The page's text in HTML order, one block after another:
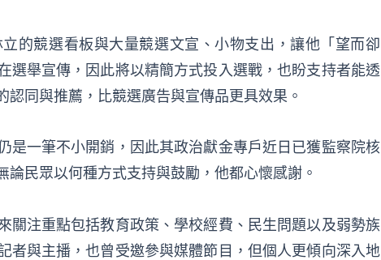
的競選看板與大量競選文宣、小物支出，讓他「望而卻
選舉宣傳，因此將以精簡方式投入選戰，也盼支持者能透
同與推薦，比競選廣告與宣傳品更具效果。
是一筆不小開銷，因此其政治獻金專戶近日已獲監察院核
民眾以何種方式支持與鼓勵，他都心懷感謝。
關注重點包括教育政策、學校經費、民生問題以及弱勢族
者與主播，也曾受邀參與媒體節目，但個人更傾向深入地